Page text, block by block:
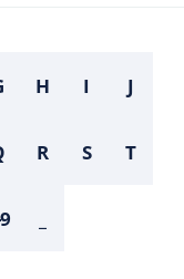
H I J
R S T